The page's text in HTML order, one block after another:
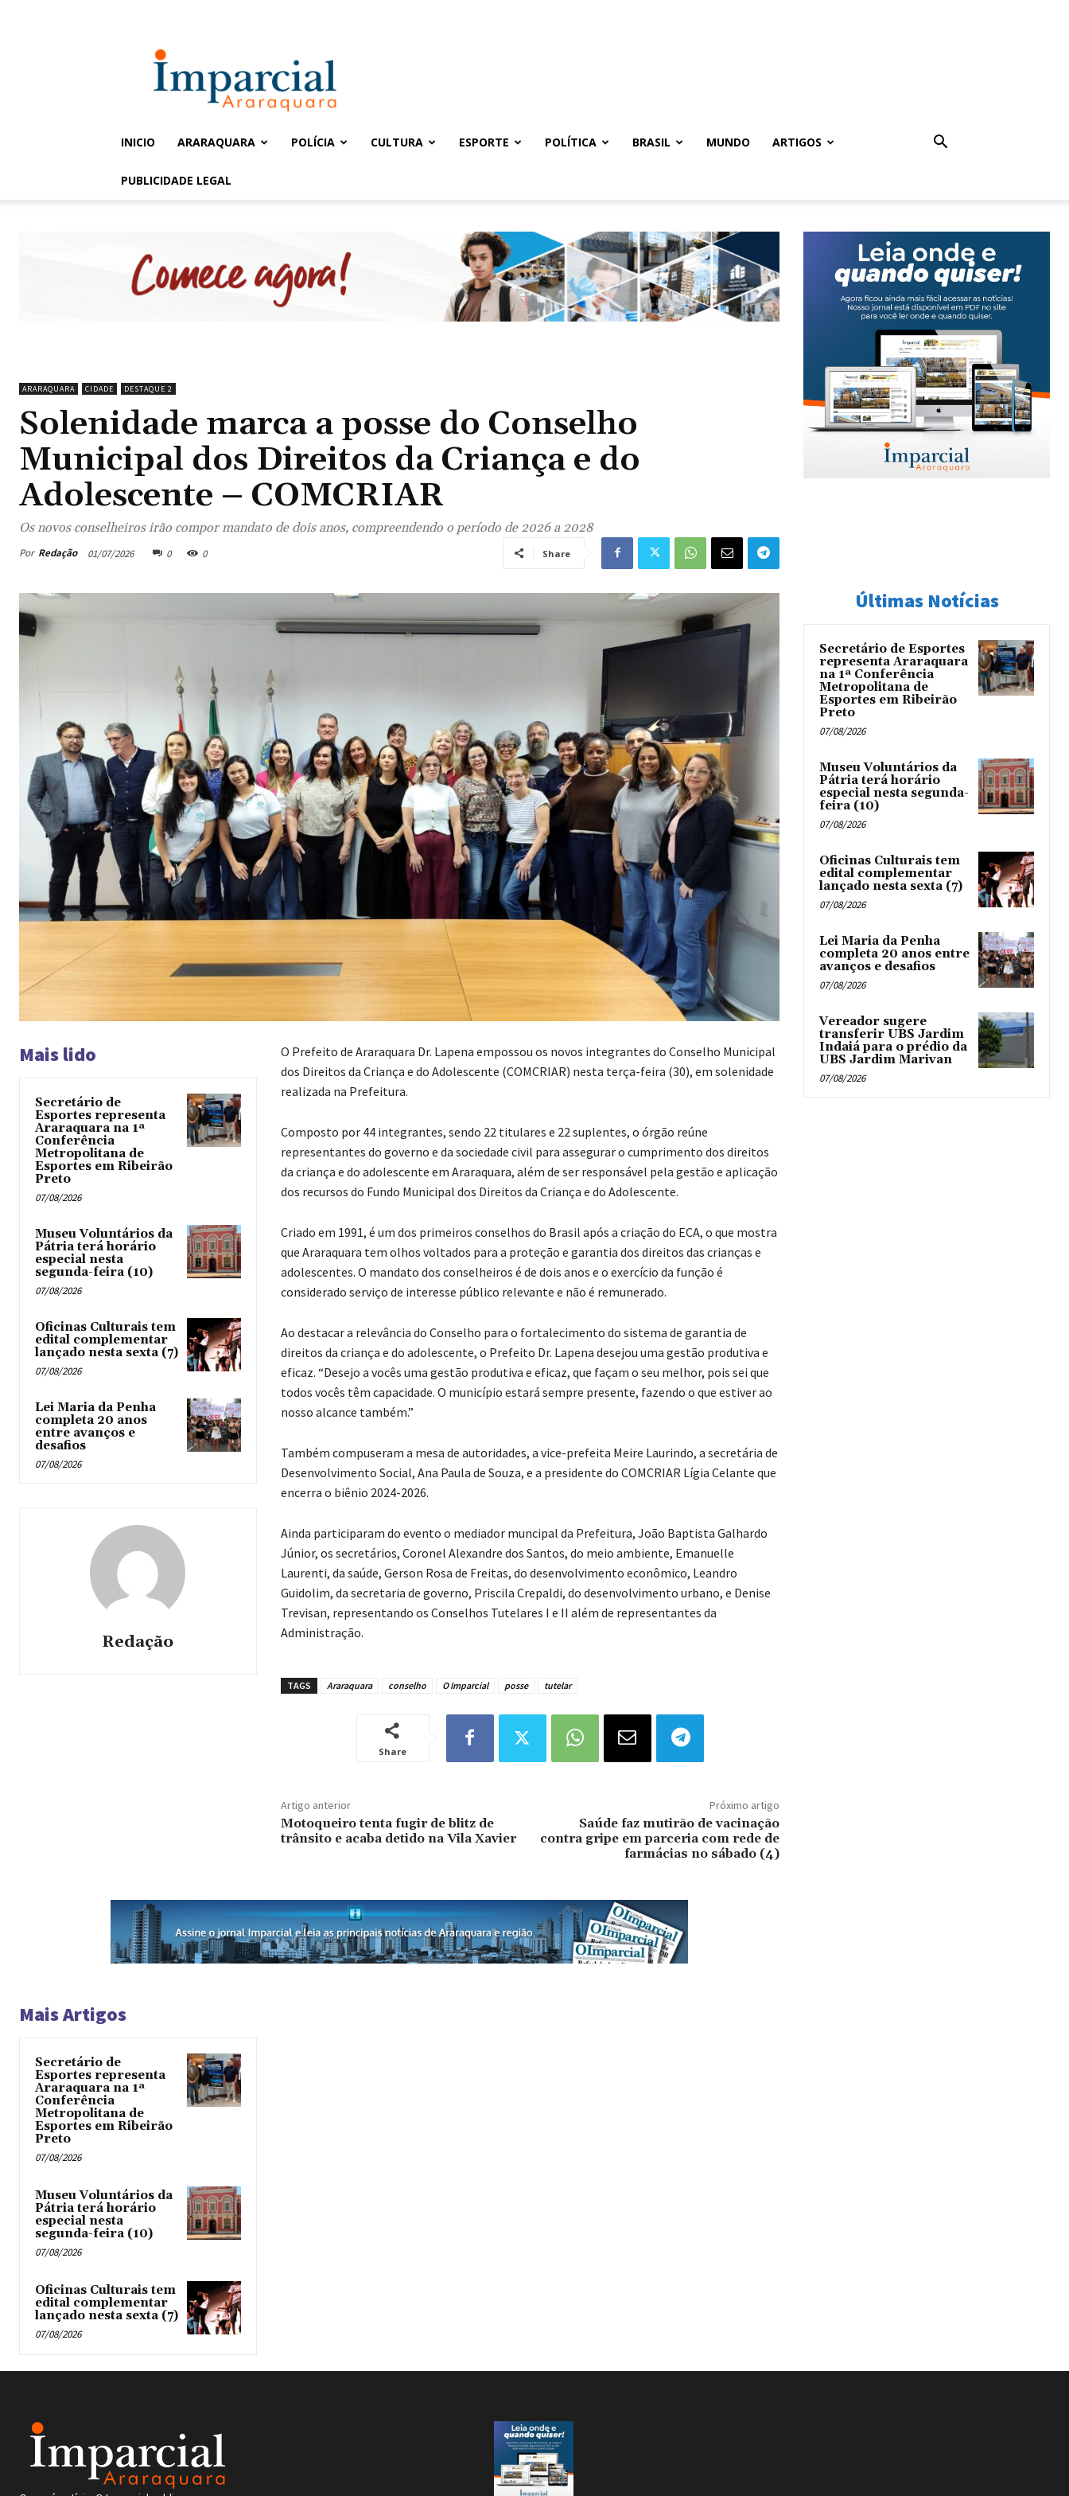
Imparcial
INICIO ARARAQUARA POLÍCIA CULTURA ESPORTE POLÍTICA BRASIL MUNDO ARTIGOS
PUBLICIDADE LEGAL
ARARAQUARA CIDADE DESTAQUE 2
Solenidade marca a posse do Conselho
Municipal dos Direitos da Criança e do
Adolescente – COMCRIAR
Os novos conselheiros irão compor mandato de dois anos, compreendendo o período de 2026 a 2028
Por Redação 01/07/2026 0 0 Share
Mais lido
Secretário de
Esportes representa
Araraquara na 1ª
Conferência
Metropolitana de
Esportes em Ribeirão
Preto
07/08/2026
Museu Voluntários da
Pátria terá horário
especial nesta
segunda-feira (10)
07/08/2026
Oficinas Culturais tem
edital complementar
lançado nesta sexta (7)
07/08/2026
Lei Maria da Penha
completa 20 anos
entre avanços e
desafios
07/08/2026
Redação
O Prefeito de Araraquara Dr. Lapena empossou os novos integrantes do Conselho Municipal
dos Direitos da Criança e do Adolescente (COMCRIAR) nesta terça-feira (30), em solenidade
realizada na Prefeitura.
Composto por 44 integrantes, sendo 22 titulares e 22 suplentes, o órgão reúne
representantes do governo e da sociedade civil para assegurar o cumprimento dos direitos
da criança e do adolescente em Araraquara, além de ser responsável pela gestão e aplicação
dos recursos do Fundo Municipal dos Direitos da Criança e do Adolescente.
Criado em 1991, é um dos primeiros conselhos do Brasil após a criação do ECA, o que mostra
que Araraquara tem olhos voltados para a proteção e garantia dos direitos das crianças e
adolescentes. O mandato dos conselheiros é de dois anos e o exercício da função é
considerado serviço de interesse público relevante e não é remunerado.
Ao destacar a relevância do Conselho para o fortalecimento do sistema de garantia de
direitos da criança e do adolescente, o Prefeito Dr. Lapena desejou uma gestão produtiva e
eficaz. “Desejo a vocês uma gestão produtiva e eficaz, que façam o seu melhor, pois sei que
todos vocês têm capacidade. O município estará sempre presente, fazendo o que estiver ao
nosso alcance também.”
Também compuseram a mesa de autoridades, a vice-prefeita Meire Laurindo, a secretária de
Desenvolvimento Social, Ana Paula de Souza, e a presidente do COMCRIAR Lígia Celante que
encerra o biênio 2024-2026.
Ainda participaram do evento o mediador muncipal da Prefeitura, João Baptista Galhardo
Júnior, os secretários, Coronel Alexandre dos Santos, do meio ambiente, Emanuelle
Laurenti, da saúde, Gerson Rosa de Freitas, do desenvolvimento econômico, Leandro
Guidolim, da secretaria de governo, Priscila Crepaldi, do desenvolvimento urbano, e Denise
Trevisan, representando os Conselhos Tutelares I e II além de representantes da
Administração.
TAGS Araraquara conselho O Imparcial posse tutelar
Share
Artigo anterior
Motoqueiro tenta fugir de blitz de
trânsito e acaba detido na Vila Xavier
Próximo artigo
Saúde faz mutirão de vacinação
contra gripe em parceria com rede de
farmácias no sábado (4)
Mais Artigos
Secretário de
Esportes representa
Araraquara na 1ª
Conferência
Metropolitana de
Esportes em Ribeirão
Preto
07/08/2026
Museu Voluntários da
Pátria terá horário
especial nesta
segunda-feira (10)
07/08/2026
Oficinas Culturais tem
edital complementar
lançado nesta sexta (7)
07/08/2026
Últimas Notícias
Secretário de Esportes
representa Araraquara
na 1ª Conferência
Metropolitana de
Esportes em Ribeirão
Preto
07/08/2026
Museu Voluntários da
Pátria terá horário
especial nesta segunda-
feira (10)
07/08/2026
Oficinas Culturais tem
edital complementar
lançado nesta sexta (7)
07/08/2026
Lei Maria da Penha
completa 20 anos entre
avanços e desafios
07/08/2026
Vereador sugere
transferir UBS Jardim
Indaiá para o prédio da
UBS Jardim Marivan
07/08/2026